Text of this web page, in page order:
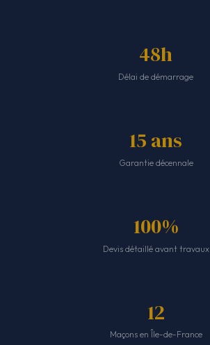
48h
Délai de démarrage
15 ans
Garantie décennale
100%
Devis détaillé avant travaux
12
Maçons en Île-de-France